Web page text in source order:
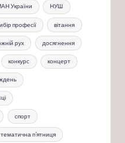
України НУШ
професії вітання
рух досягнення
конкурс концерт
спорт
тематична п'ятниця